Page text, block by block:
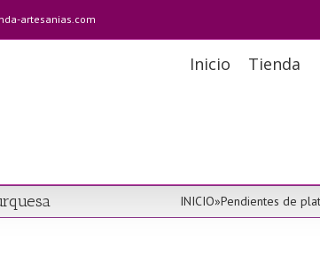
artesanias.com
Inicio Tienda
INICIO»Pendientes de